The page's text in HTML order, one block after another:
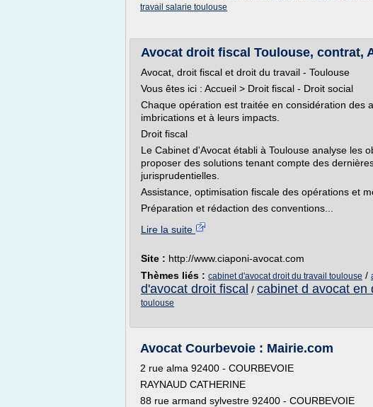
travail salarie toulouse
Avocat droit fiscal Toulouse, contrat,
Avocat, droit fiscal et droit du travail - Toulouse
Vous êtes ici : Accueil > Droit fiscal - Droit social
Chaque opération est traitée en considération des
imbrications et à leurs impacts.
Droit fiscal
Le Cabinet d'Avocat établi à Toulouse analyse les
proposer des solutions tenant compte des
jurisprudentielles.
Assistance, optimisation fiscale des opérations et
Préparation et rédaction des conventions...
Lire la suite
Site : http://www.ciaponi-avocat.com
Thèmes liés : cabinet d'avocat droit du travail toulouse /
d'avocat droit fiscal / cabinet d avocat en
toulouse
Avocat Courbevoie : Mairie.com
2 rue alma 92400 - COURBEVOIE
RAYNAUD CATHERINE
88 rue armand sylvestre 92400 - COURBEVOIE